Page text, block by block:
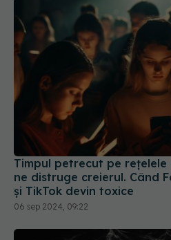
Timpul petrecut pe rețelele
ne distruge creierul. Când
și TikTok devin toxice
06 sep 2024, 09:22